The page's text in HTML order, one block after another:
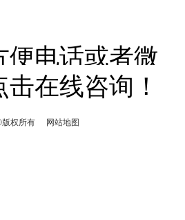
便电话或者微
在线咨询！
权所有
网站地图